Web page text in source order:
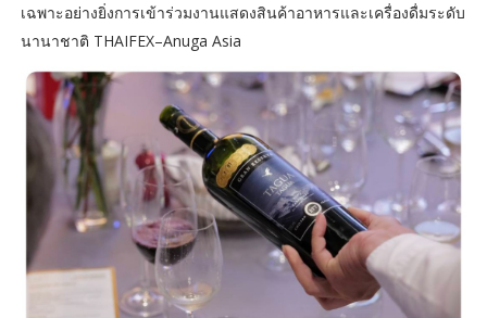
เฉพาะอย่างยิ่งการเข้าร่วมงานแสดงสินค้าอาหารและเครื่องดื่มระดับ
นานาชาติ THAIFEX–Anuga Asia